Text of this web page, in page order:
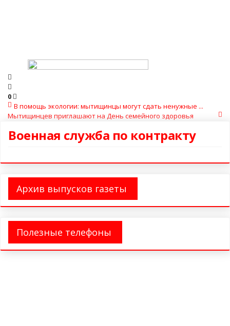
0
В помощь экологии: мытищинцы могут сдать ненужные ...
Мытищинцев приглашают на День семейного здоровья
Военная служба по контракту
Архив выпусков газеты
Полезные телефоны